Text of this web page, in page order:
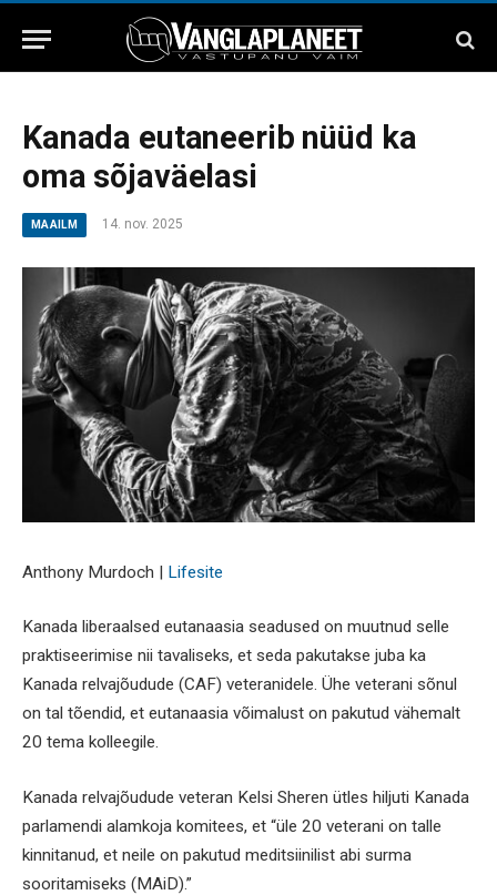
Kanada eutaneerib nüüd ka
oma sõjaväelasi
MAAILM 14. nov. 2025
Anthony Murdoch | Lifesite
Kanada liberaalsed eutanaasia seadused on muutnud selle
praktiseerimise nii tavaliseks, et seda pakutakse juba ka
Kanada relvajõudude (CAF) veteranidele. Ühe veterani sõnul
on tal tõendid, et eutanaasia võimalust on pakutud vähemalt
20 tema kolleegile.
Kanada relvajõudude veteran Kelsi Sheren ütles hiljuti Kanada
parlamendi alamkoja komitees, et “üle 20 veterani on talle
kinnitanud, et neile on pakutud meditsiinilist abi surma
sooritamiseks (MAiD).”